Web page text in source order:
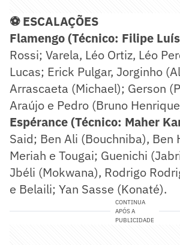
⚽ ESCALAÇÕES
Flamengo (Técnico: Filipe
Rossi; Varela, Léo Ortiz, Léo
Lucas; Erick Pulgar, Jorginho
Arrascaeta (Michael); Gerson
Araújo e Pedro (Bruno
Espérance (Técnico: Maher
Said; Ben Ali (Bouchniba), Ben
Meriah e Tougai; Guenichi
Jbéli (Mokwana), Rodrigo
e Belaili; Yan Sasse (Konaté).
CONTINUA
APÓS A
PUBLICIDADE